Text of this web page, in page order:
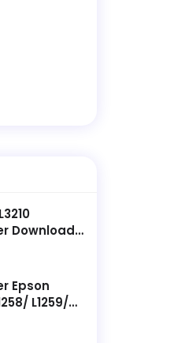
Download ||
Epson
L1259/